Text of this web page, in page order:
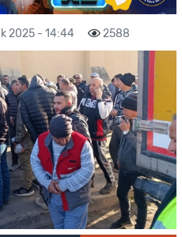
2025 - 14:44 2588